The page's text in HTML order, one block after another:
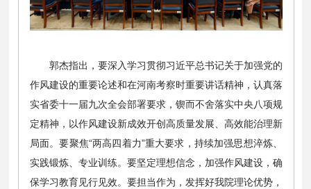
郭杰指出，要深入学习贯彻习近平总书记关于加强党的
作风建设的重要论述和在河南考察时重要讲话精神，认真落
实省委十一届九次全会部署要求，锲而不舍落实中央八项规
定精神，以作风建设新成效开创高质量发展、高效能治理新
局面。要聚焦“两高四着力”重大要求，持续加强思想淬炼、
实践锻炼、专业训练。要坚定理想信念，加强作风建设，确
保学习教育见行见效。要担当作为，发挥好我院理论优势，